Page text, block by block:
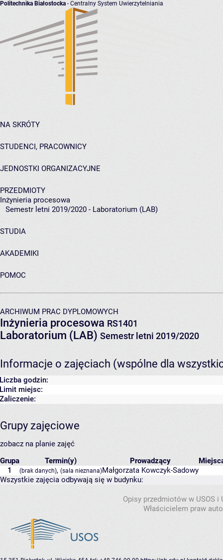
Politechnika Białostocka - Centralny System Uwierzytelniania
NA SKRÓTY
STUDENCI, PRACOWNICY
JEDNOSTKI ORGANIZACYJNE
PRZEDMIOTY
Inżynieria procesowa
Semestr letni 2019/2020 - Laboratorium (LAB)
STUDIA
AKADEMIKI
POMOC
ARCHIWUM PRAC DYPLOMOWYCH
Inżynieria procesowa RS1401
Laboratorium (LAB) Semestr letni 2019/2020
Informacje o zajęciach (wspólne dla
Liczba godzin:
Limit miejsc:
Zaliczenie:
Grupy zajęciowe
zobacz na planie zajęć
Grupa
Termin(y) Prowadzący
1
(brak danych), (sala nieznana)Małgorzata Kowczyk-Sadowy
Wszystkie zajęcia odbywają się w budynku:
Opisy przedmiotów w USOS
Właścicielem praw